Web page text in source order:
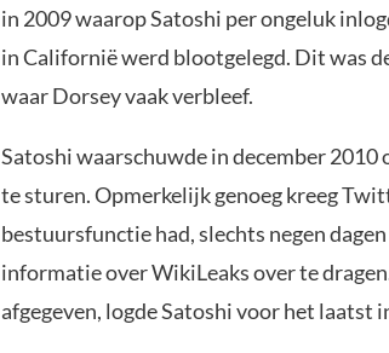
in 2009 waarop Satoshi per ongeluk
in Californië werd blootgelegd. Dit was
waar Dorsey vaak verbleef.
Satoshi waarschuwde in december
te sturen. Opmerkelijk genoeg kreeg
bestuursfunctie had, slechts negen
informatie over WikiLeaks over te
afgegeven, logde Satoshi voor het laatst